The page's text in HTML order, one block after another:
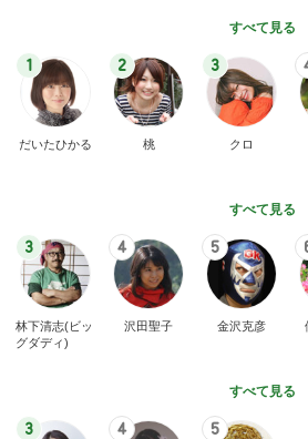
すべて見る
1
だいたひかる
2
桃
3
クロ
すべて見る
3
林下清志(ビッ
グダディ)
4
沢田聖子
5
金沢克彦
すべて見る
3 4 5